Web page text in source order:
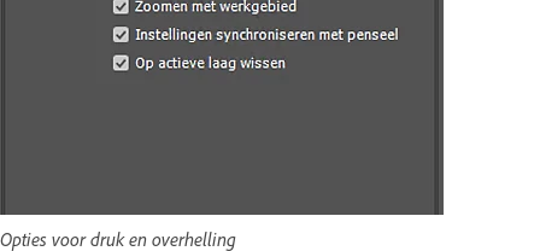
Opties voor druk en overhelling